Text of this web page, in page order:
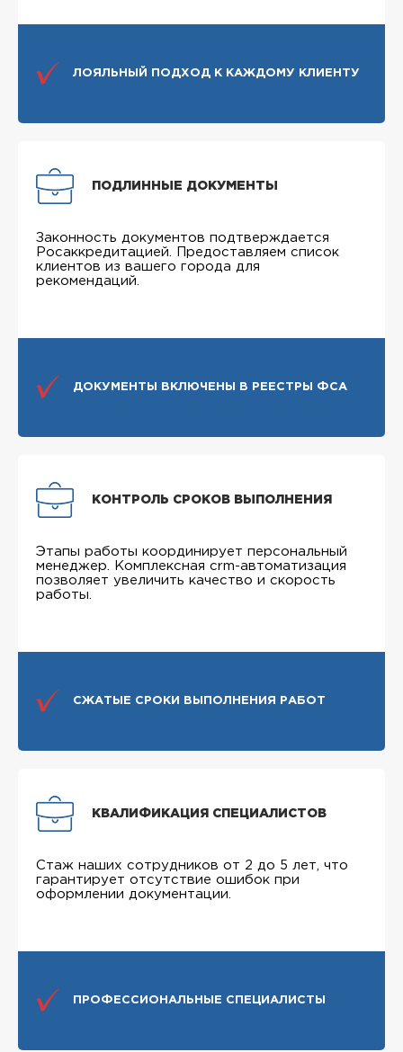
ЛОЯЛЬНЫЙ ПОДХОД К КАЖДОМУ КЛИЕНТУ
ПОДЛИННЫЕ ДОКУМЕНТЫ
Законность документов подтверждается
Росаккредитацией. Предоставляем список
клиентов из вашего города для
рекомендаций.
ДОКУМЕНТЫ ВКЛЮЧЕНЫ В РЕЕСТРЫ ФСА
КОНТРОЛЬ СРОКОВ ВЫПОЛНЕНИЯ
Этапы работы координирует персональный
менеджер. Комплексная crm-автоматизация
позволяет увеличить качество и скорость
работы.
СЖАТЫЕ СРОКИ ВЫПОЛНЕНИЯ РАБОТ
КВАЛИФИКАЦИЯ СПЕЦИАЛИСТОВ
Стаж наших сотрудников от 2 до 5 лет, что
гарантирует отсутствие ошибок при
оформлении документации.
ПРОФЕССИОНАЛЬНЫЕ СПЕЦИАЛИСТЫ